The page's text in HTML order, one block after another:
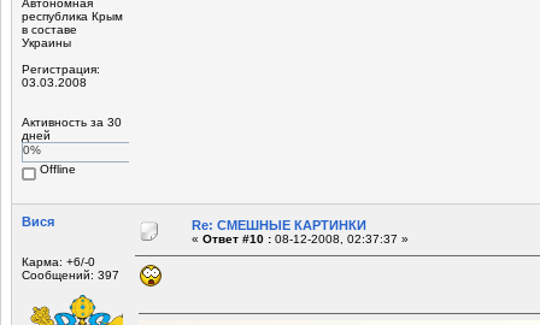
Автономная
республика Крым
в составе
Украины
Регистрация:
03.03.2008
Активность за 30
дней
0%
Offline
Вися
Карма: +6/-0
Сообщений: 397
Re: СМЕШНЫЕ КАРТИНКИ
« Ответ #10 : 08-12-2008, 02:37:37 »